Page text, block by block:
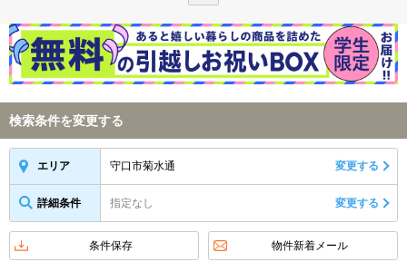
検索条件を変更する
エリア 守口市菊水通 変更する
詳細条件 指定なし 変更する
条件保存 物件新着メール